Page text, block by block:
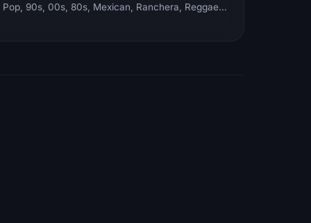
Electronic, Rock, Pop, 90s, 00s, 80s, Mexican, Ranchera, Reggaeton, Instrumental, Salsa, Merengue, Tropical, Romantic, Vallenato, Llanera